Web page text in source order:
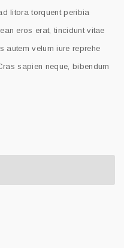
litora torquent peribia
eros erat, tincidunt vitae
autem velum iure reprehe
sapien neque, bibendum